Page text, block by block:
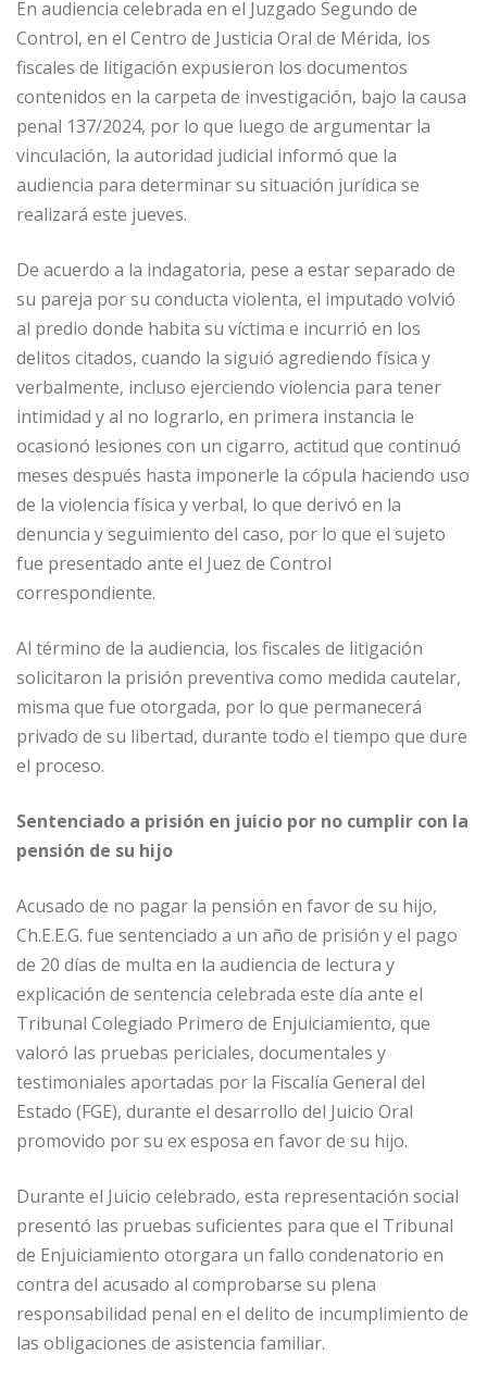
En audiencia celebrada en el Juzgado Segundo de
Control, en el Centro de Justicia Oral de Mérida, los
fiscales de litigación expusieron los documentos
contenidos en la carpeta de investigación, bajo la causa
penal 137/2024, por lo que luego de argumentar la
vinculación, la autoridad judicial informó que la
audiencia para determinar su situación jurídica se
realizará este jueves.
De acuerdo a la indagatoria, pese a estar separado de
su pareja por su conducta violenta, el imputado volvió
al predio donde habita su víctima e incurrió en los
delitos citados, cuando la siguió agrediendo física y
verbalmente, incluso ejerciendo violencia para tener
intimidad y al no lograrlo, en primera instancia le
ocasionó lesiones con un cigarro, actitud que continuó
meses después hasta imponerle la cópula haciendo uso
de la violencia física y verbal, lo que derivó en la
denuncia y seguimiento del caso, por lo que el sujeto
fue presentado ante el Juez de Control
correspondiente.
Al término de la audiencia, los fiscales de litigación
solicitaron la prisión preventiva como medida cautelar,
misma que fue otorgada, por lo que permanecerá
privado de su libertad, durante todo el tiempo que dure
el proceso.
Sentenciado a prisión en juicio por no cumplir con la
pensión de su hijo
Acusado de no pagar la pensión en favor de su hijo,
Ch.E.E.G. fue sentenciado a un año de prisión y el pago
de 20 días de multa en la audiencia de lectura y
explicación de sentencia celebrada este día ante el
Tribunal Colegiado Primero de Enjuiciamiento, que
valoró las pruebas periciales, documentales y
testimoniales aportadas por la Fiscalía General del
Estado (FGE), durante el desarrollo del Juicio Oral
promovido por su ex esposa en favor de su hijo.
Durante el Juicio celebrado, esta representación social
presentó las pruebas suficientes para que el Tribunal
de Enjuiciamiento otorgara un fallo condenatorio en
contra del acusado al comprobarse su plena
responsabilidad penal en el delito de incumplimiento de
las obligaciones de asistencia familiar.